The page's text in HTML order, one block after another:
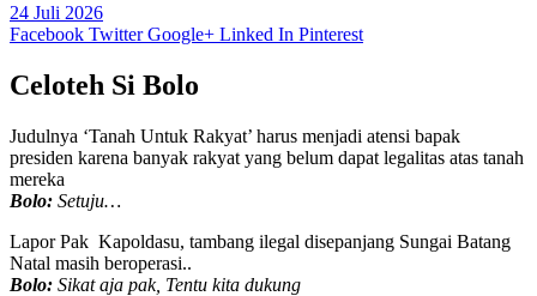
24 Juli 2026
Facebook Twitter Google+ Linked In Pinterest
Celoteh Si Bolo
Judulnya ‘Tanah Untuk Rakyat’ harus menjadi atensi bapak
presiden karena banyak rakyat yang belum dapat legalitas atas tanah
mereka
Bolo: Setuju…
Lapor Pak Kapoldasu, tambang ilegal disepanjang Sungai Batang
Natal masih beroperasi..
Bolo: Sikat aja pak, Tentu kita dukung